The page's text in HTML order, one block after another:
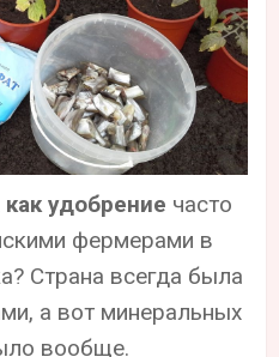
удобрение часто
фермерами в
Страна всегда была
а вот минеральных
вообще.